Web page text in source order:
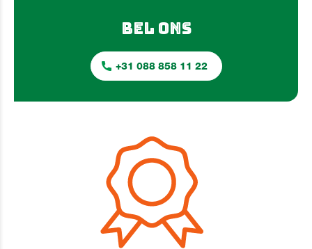
BEL ONS
+31 088 858 11 22